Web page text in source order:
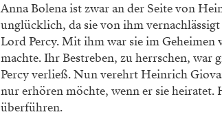
Anna Bolena ist zwar an der Seite von
unglücklich, da sie von ihm
Lord Percy. Mit ihm war sie im
machte. Ihr Bestreben, zu herrschen, war
Percy verließ. Nun verehrt Heinrich
nur erhören möchte, wenn er sie heiratet.
überführen.